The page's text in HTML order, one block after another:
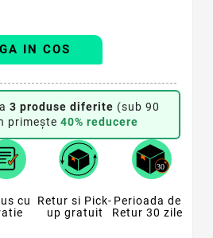
IN COS
3 produse diferite (sub 90
primește 40% reducere
cu
Retur si Pick-
up gratuit
Perioada de
Retur 30 zile